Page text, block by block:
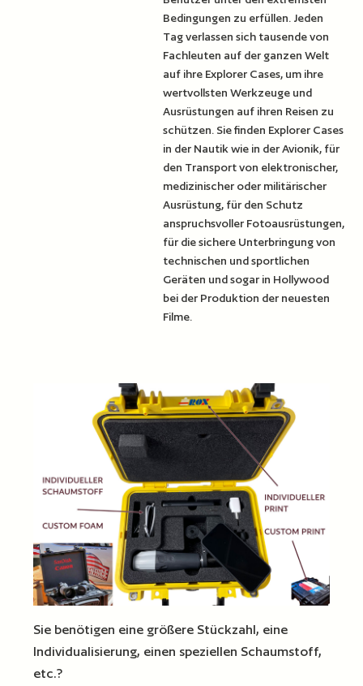
Bedingungen zu erfüllen. Jeden
Tag verlassen sich tausende von
Fachleuten auf der ganzen Welt
auf ihre Explorer Cases, um ihre
wertvollsten Werkzeuge und
Ausrüstungen auf ihren Reisen zu
schützen. Sie finden Explorer Cases
in der Nautik wie in der Avionik, für
den Transport von elektronischer,
medizinischer oder militärischer
Ausrüstung, für den Schutz
anspruchsvoller Fotoausrüstungen,
für die sichere Unterbringung von
technischen und sportlichen
Geräten und sogar in Hollywood
bei der Produktion der neuesten
Filme.
Sie benötigen eine größere Stückzahl, eine
Individualisierung, einen speziellen Schaumstoff,
etc.?